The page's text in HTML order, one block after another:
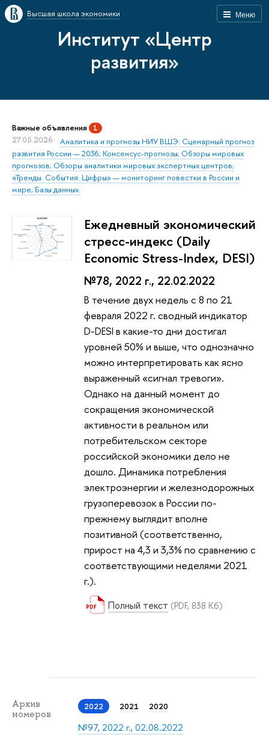
Меню
Высшая школа экономики
Институт «Центр
развития»
Важные объявления 1
27.05.2026
Аналитика и прогнозы НИУ ВШЭ: Сценарный прогноз
развития России — 2036; Консенсус-прогнозы; Обзоры мировых
прогнозов; Обзоры аналитики мировых экспертных центров;
«Тренды. События. Цифры» — мониторинг повестки в России и
мире; Базы данных.
Ежедневный экономический
стресс-индекс (Daily
Economic Stress-Index, DESI)
№78, 2022 г., 22.02.2022
В течение двух недель с 8 по 21
февраля 2022 г. сводный индикатор
D-DESI в какие-то дни достигал
уровней 50% и выше, что однозначно
можно интерпретировать как ясно
выраженный «сигнал тревоги».
Однако на данный момент до
сокращения экономической
активности в реальном или
потребительском секторе
российской экономики дело не
дошло. Динамика потребления
электроэнергии и железнодорожных
грузоперевозок в России по-
прежнему выглядит вполне
позитивной (соответственно,
прирост на 4,3 и 3,3% по сравнению с
соответствующими неделями 2021
г.).
Полный текст (PDF, 838 Кб)
Архив
номеров
2022 2021 2020
№97, 2022 г., 02.08.2022